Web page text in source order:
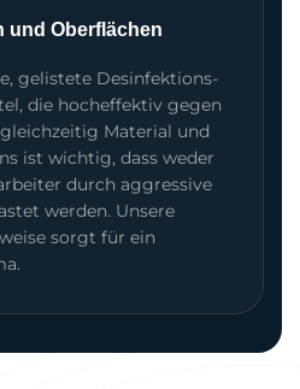
und Oberflächen
gelistete Desinfektions-
die hocheffektiv gegen
Material und
ist wichtig, dass weder
durch aggressive
werden. Unsere
sorgt für ein